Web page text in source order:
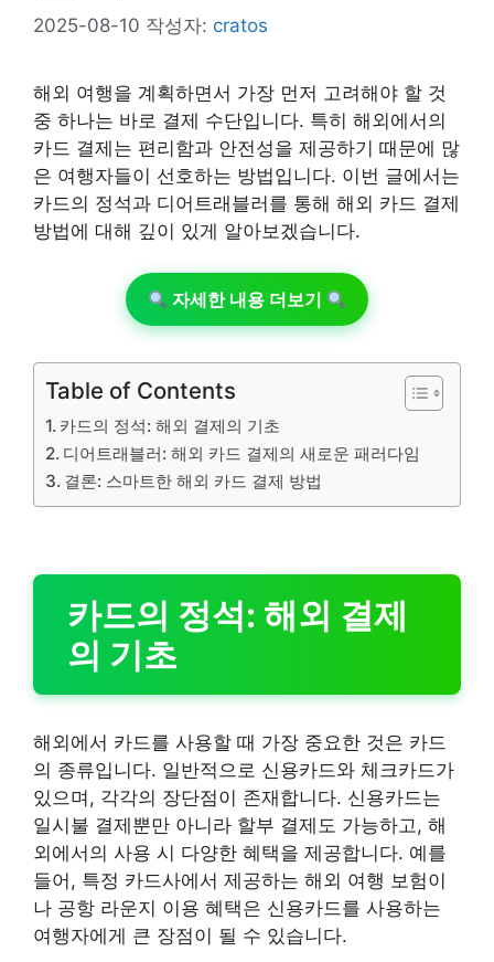
2025-08-10 작성자: cratos
해외 여행을 계획하면서 가장 먼저 고려해야 할 것
중 하나는 바로 결제 수단입니다. 특히 해외에서의
카드 결제는 편리함과 안전성을 제공하기 때문에 많
은 여행자들이 선호하는 방법입니다. 이번 글에서는
카드의 정석과 디어트래블러를 통해 해외 카드 결제
방법에 대해 깊이 있게 알아보겠습니다.
자세한 내용 더보기
Table of Contents
카드의 정석: 해외 결제의 기초
디어트래블러: 해외 카드 결제의 새로운 패러다임
결론: 스마트한 해외 카드 결제 방법
카드의 정석: 해외 결제
의 기초
해외에서 카드를 사용할 때 가장 중요한 것은 카드
의 종류입니다. 일반적으로 신용카드와 체크카드가
있으며, 각각의 장단점이 존재합니다. 신용카드는
일시불 결제뿐만 아니라 할부 결제도 가능하고, 해
외에서의 사용 시 다양한 혜택을 제공합니다. 예를
들어, 특정 카드사에서 제공하는 해외 여행 보험이
나 공항 라운지 이용 혜택은 신용카드를 사용하는
여행자에게 큰 장점이 될 수 있습니다.